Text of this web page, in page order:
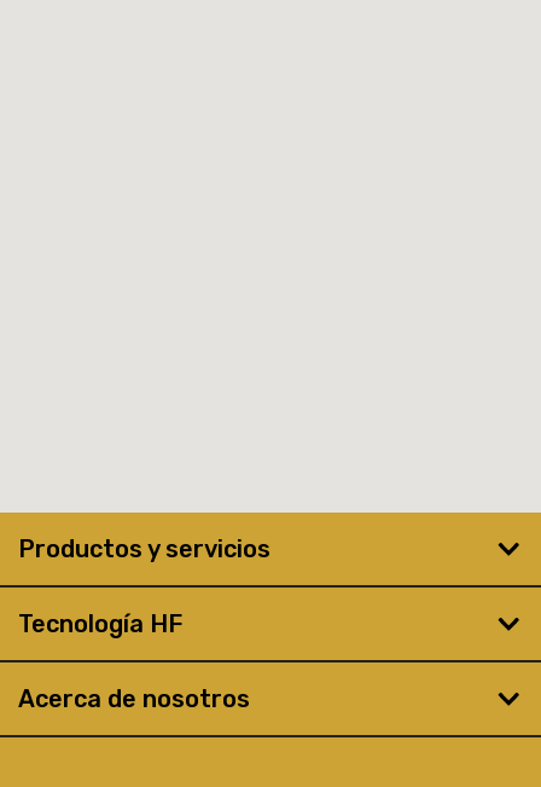
Productos y servicios
Tecnología HF
Acerca de nosotros